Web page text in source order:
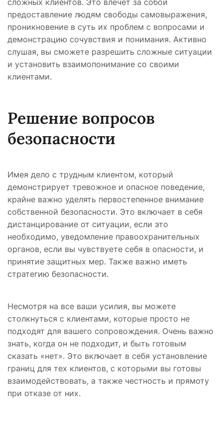
сложных клиентов. Это влечет за собой
предоставление людям свободы самовыражения,
проникновение в суть их проблем с вопросами и
демонстрацию сочувствия и понимания. Активно
слушая, вы сможете разрешить сложные ситуации
и установить взаимопонимание со своими
клиентами.
Решение вопросов
безопасности
Имея дело с трудным клиентом, который
демонстрирует тревожное и опасное поведение,
крайне важно уделять первостепенное внимание
собственной безопасности. Это включает в себя
дистанцирование от ситуации, если это
необходимо, уведомление правоохранительных
органов, если вы чувствуете себя в опасности, и
принятие защитных мер. Также важно иметь
стратегию безопасности.
Несмотря на все ваши усилия, вы можете
столкнуться с клиентами, которые просто не
подходят для вашего сопровождения. Очень важно
знать, когда он не подходит, и быть готовым
сказать «нет». Это включает в себя установление
границ для тех клиентов, с которыми вы готовы
взаимодействовать, а также честность и прямоту
при отказе от них.